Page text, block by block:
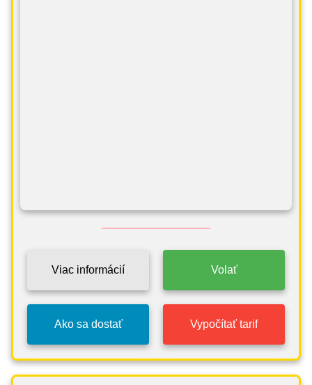
Viac informácií Volať
Ako sa dostať Vypočítať tarif